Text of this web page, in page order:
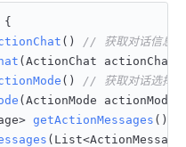
{
()
// 获取对话信息
(ActionChat actionChat)
()
// 获取对话选择模
(ActionMode actionMode)
getActionMessages ()